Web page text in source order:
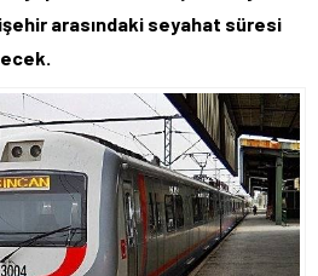
arasındaki seyahat süresi